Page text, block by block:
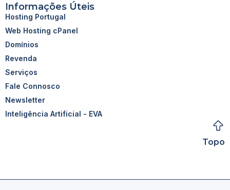
Informações Úteis
Hosting Portugal
Web Hosting cPanel
Domínios
Revenda
Serviços
Fale Connosco
Newsletter
Inteligência Artificial - EVA
Topo